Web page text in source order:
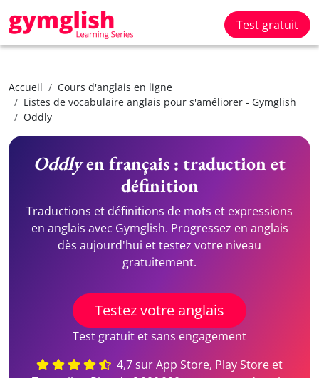
Test gratuit
Accueil
Cours d'anglais en ligne
Listes de vocabulaire anglais pour s'améliorer - Gymglish
Oddly
Oddlyen français : traduction et
définition
Traductions et définitions de mots et expressions
en anglais avec Gymglish. Progressez en anglais
dès aujourd'hui et testez votre niveau
gratuitement.
Testez votre anglais
Test gratuit et sans engagement
4,7 sur App Store, Play Store et